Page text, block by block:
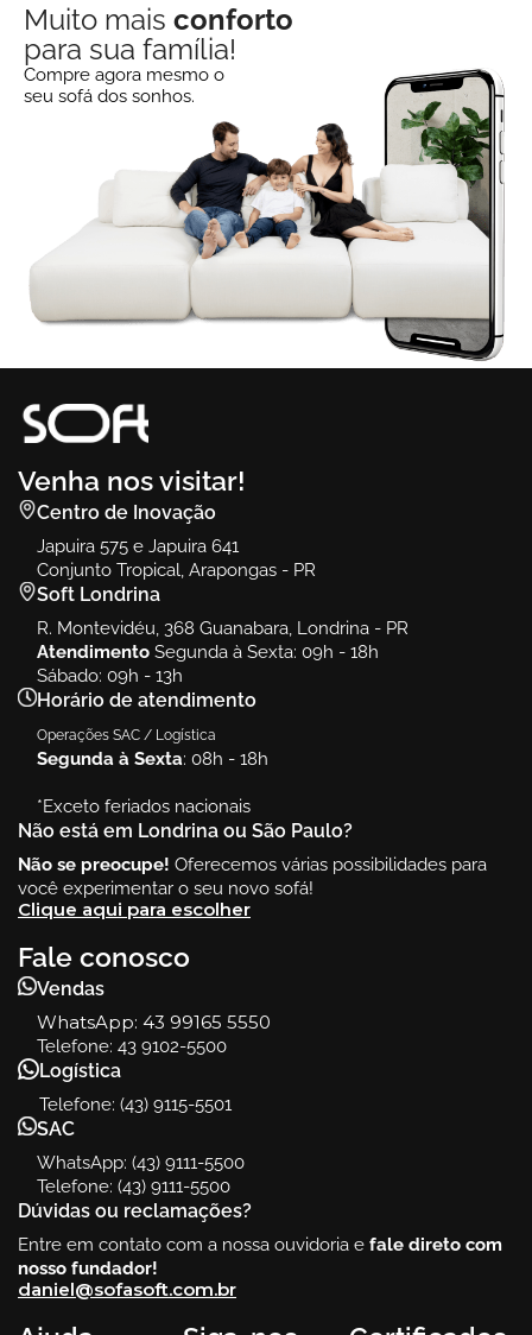
Muito mais conforto
para sua família!
Compre agora mesmo o
seu sofá dos sonhos.
Venha nos visitar!
Centro de Inovação
Japuira 575 e Japuira 641
Conjunto Tropical, Arapongas - PR
Soft Londrina
R. Montevidéu, 368 Guanabara, Londrina - PR
Atendimento Segunda à Sexta: 09h - 18h
Sábado: 09h - 13h
Horário de atendimento
Operações SAC / Logística
Segunda à Sexta: 08h - 18h
*Exceto feriados nacionais
Não está em Londrina ou São Paulo?
Não se preocupe! Oferecemos várias possibilidades para
você experimentar o seu novo sofá!
Clique aqui para escolher
Fale conosco
Vendas
WhatsApp: 43 99165 5550
Telefone: 43 9102-5500
Logística
Telefone: (43) 9115-5501
SAC
WhatsApp: (43) 9111-5500
Telefone: (43) 9111-5500
Dúvidas ou reclamações?
Entre em contato com a nossa ouvidoria e fale direto com
nosso fundador!
daniel@sofasoft.com.br